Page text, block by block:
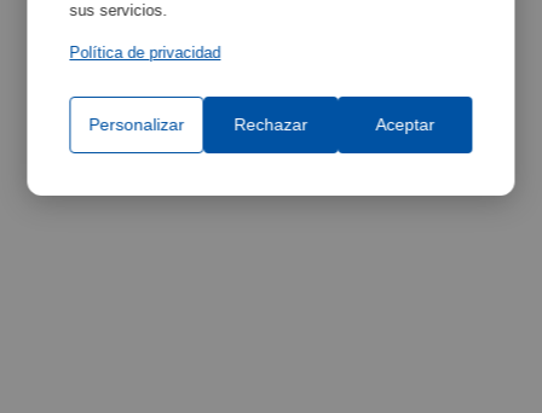
sus servicios.
Política de privacidad
Personalizar Rechazar Aceptar